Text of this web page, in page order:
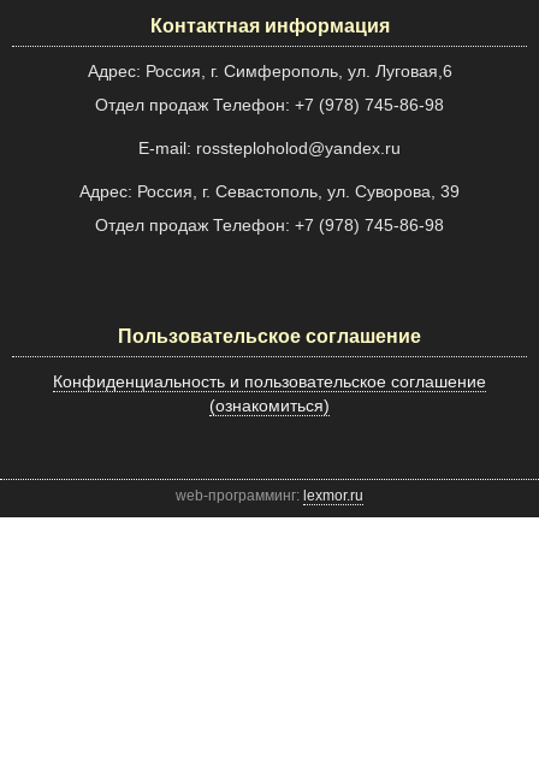
Контактная информация
Адрес: Россия, г. Симферополь, ул. Луговая,6
Отдел продаж Телефон: +7 (978) 745-86-98
E-mail: rossteploholod@yandex.ru
Адрес: Россия, г. Севастополь, ул. Суворова, 39
Отдел продаж Телефон: +7 (978) 745-86-98
Пользовательское соглашение
Конфиденциальность и пользовательское соглашение
(ознакомиться)
web-программинг: lexmor.ru